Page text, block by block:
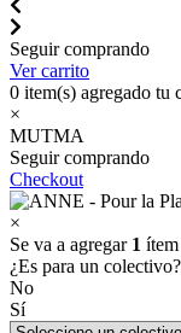
Seguir comprando
Ver carrito
0 item(s) agregado tu
×
MUTMA
Seguir comprando
Checkout
×
Se va a agregar 1
¿Es para un colectivo?
No
Sí